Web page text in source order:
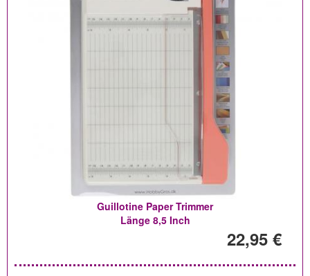
Guillotine Paper Trimmer
Länge 8,5 Inch
22,95 €